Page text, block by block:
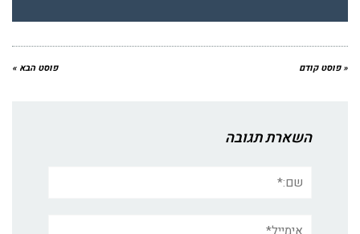
« פוסט קודם פוסט הבא »
השארת תגובה